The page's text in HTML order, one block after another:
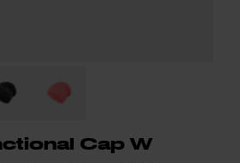
Cap W